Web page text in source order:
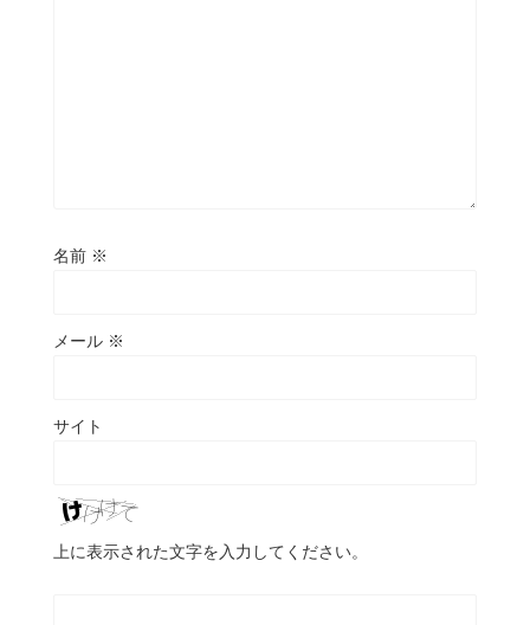
名前 ※
メール ※
サイト
上に表示された文字を入力してください。